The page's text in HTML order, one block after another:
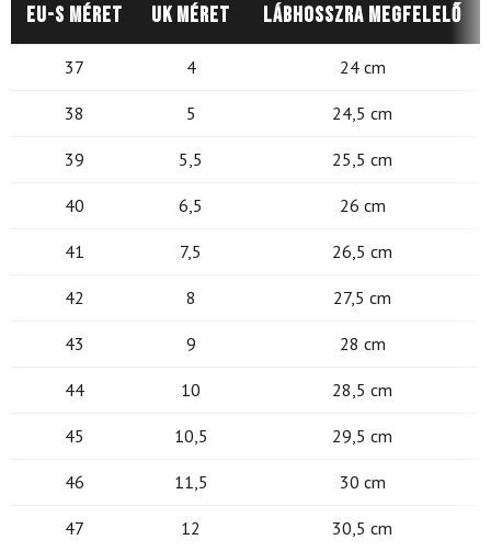
EU-s méret UK méret Lábhosszra megfelelő
37 4 24 cm
38 5 24,5 cm
39 5,5 25,5 cm
40 6,5 26 cm
41 7,5 26,5 cm
42 8 27,5 cm
43 9 28 cm
44 10 28,5 cm
45 10,5 29,5 cm
46 11,5 30 cm
47 12 30,5 cm